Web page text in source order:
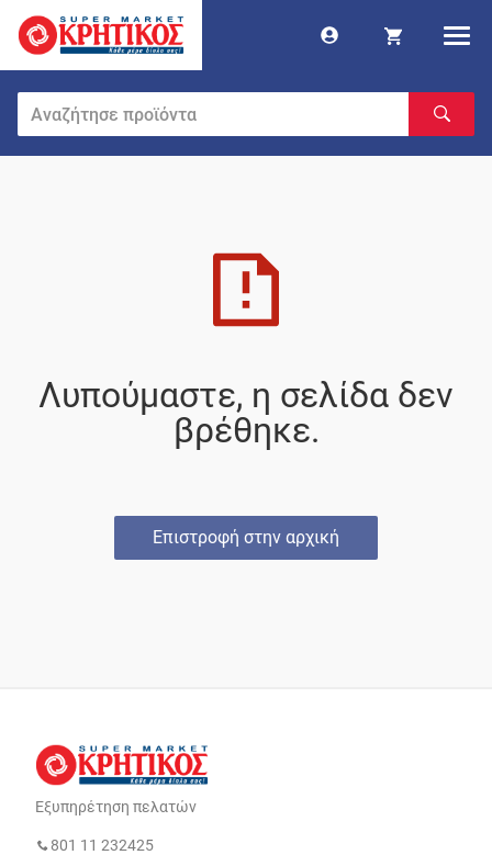
Λυπούμαστε, η σελίδα δεν
βρέθηκε.
Επιστροφή στην αρχική
Εξυπηρέτηση πελατών
801 11 232425